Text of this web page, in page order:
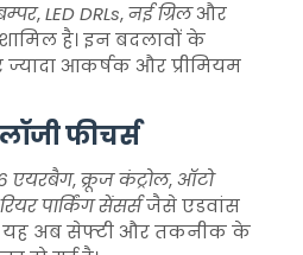
,LED DRLs,नई ग्रिलऔर
है। इन बदलावों के
आकर्षक और प्रीमियम
फीचर्स
एयरबैग,क्रूज कंट्रोल,ऑटो
पार्किंग सेंसर्सजैसे एडवांस
यह अब सेफ्टी और तकनीक के